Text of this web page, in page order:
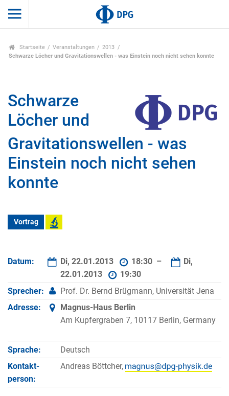
Startseite Veranstaltungen
2013
Schwarze Löcher und Gravitationswellen - was Einstein noch nicht sehen konnte
Schwarze
Löcher und
Gravitationswellen - was
Einstein noch nicht sehen
konnte
Vortrag
Datum: Di, 22.01.2013 18:30 –
Di,
22.01.2013
19:30
Sprecher:
Prof. Dr. Bernd Brügmann, Universität Jena
Adresse:
Magnus-Haus Berlin
Am Kupfergraben 7, 10117 Berlin, Germany
Sprache:
Deutsch
Kontakt­
person:
Andreas Böttcher,